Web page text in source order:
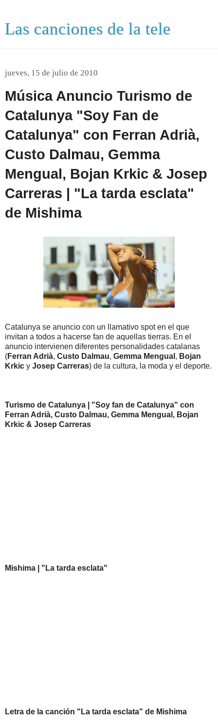
Las canciones de la tele
jueves, 15 de julio de 2010
Música Anuncio Turismo de
Catalunya "Soy Fan de
Catalunya" con Ferran Adrià,
Custo Dalmau, Gemma
Mengual, Bojan Krkic & Josep
Carreras | "La tarda esclata"
de Mishima
Catalunya se anuncio con un llamativo spot en el que
invitan a todos a hacerse fan de aquellas tierras. En el
anuncio intervienen diferentes personalidades catalanas
(Ferran Adrià, Custo Dalmau, Gemma Mengual , Bojan
Krkic y Josep Carreras) de la cultura, la moda y el deporte.
Turismo de Catalunya | "Soy fan de Catalunya" con
Ferran Adrià, Custo Dalmau, Gemma Mengual, Bojan
Krkic & Josep Carreras
Mishima | "La tarda esclata"
Letra de la canción "La tarda esclata" de Mishima